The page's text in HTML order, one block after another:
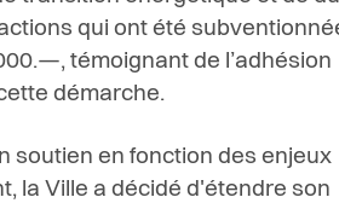
qui ont été
témoignant de l’adhésion
démarche.
soutien en fonction des enjeux
la Ville a décidé d'étendre son